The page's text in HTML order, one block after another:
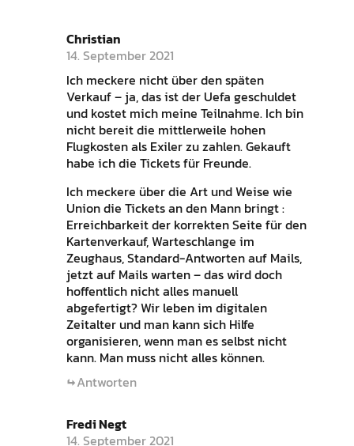
Christian
14. September 2021
Ich meckere nicht über den späten
Verkauf – ja, das ist der Uefa geschuldet
und kostet mich meine Teilnahme. Ich bin
nicht bereit die mittlerweile hohen
Flugkosten als Exiler zu zahlen. Gekauft
habe ich die Tickets für Freunde.
Ich meckere über die Art und Weise wie
Union die Tickets an den Mann bringt :
Erreichbarkeit der korrekten Seite für den
Kartenverkauf, Warteschlange im
Zeughaus, Standard-Antworten auf Mails,
jetzt auf Mails warten – das wird doch
hoffentlich nicht alles manuell
abgefertigt? Wir leben im digitalen
Zeitalter und man kann sich Hilfe
organisieren, wenn man es selbst nicht
kann. Man muss nicht alles können.
Antworten
Fredi Negt
14. September 2021